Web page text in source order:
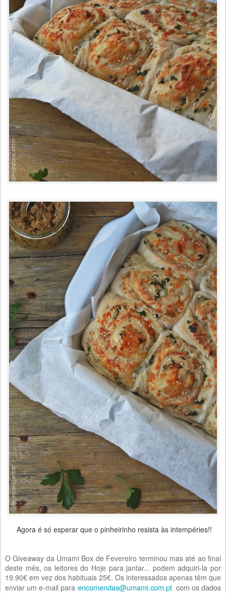
Agora é só esperar que o pinheirinho resista às intempéries!!
O Giveaway da Umami Box de Fevereiro terminou mas até ao final
deste mês, os leitores do Hoje para jantar... podem adquiri-la por
19.90€ em vez dos habituais 25€. Os interessados apenas têm que
enviar um e-mail para encomendas@umami.com.ptcom os dados